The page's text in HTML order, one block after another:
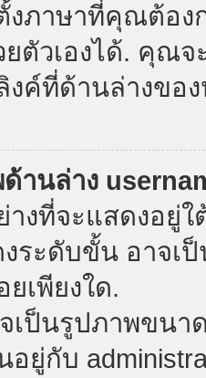
งภาษาที่คุณต้อ
ตัวเองได้. คุณจ
งค์ที่ด้านล่างขอ
านล่าง
งที่จะแสดงอยู่ใ
ระดับขั้น อาจเ
เพียงใด.
เป็นรูปภาพขนา
ยู่กับ